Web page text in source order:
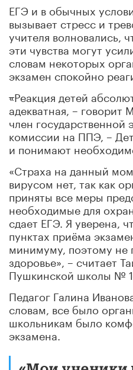
ЕГЭ и в обычных
вызывает стресс и
учителя волновались,
эти чувства могут
словам некоторых
экзамен спокойно
«Реакция детей
адекватная, – говорит
член государственной
комиссии на ППЭ, –
и понимают
«Страха на данный
вирусом нет, так как
приняты все меры
необходимые для
сдает ЕГЭ. Я уверена,
пунктах приёма
минимуму, поэтому не
здоровье», – считает
Пушкинской школы №
Педагог Галина
словам, все было
школьникам было
экзамена.